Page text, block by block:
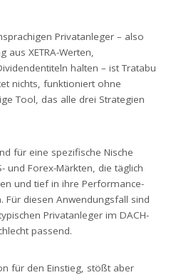
Privatanleger – also
XETRA-Werten,
halten – ist Tratabu
nichts, funktioniert ohne
Tool, das alle drei Strategien
für eine spezifische Nische
und Forex-Märkten, die täglich
und tief in ihre Performance-
Für diesen Anwendungsfall sind
Privatanleger im DACH-
passend.
für den Einstieg, stößt aber